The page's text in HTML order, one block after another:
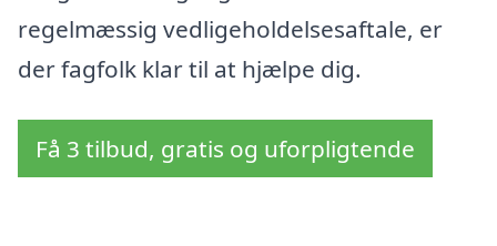
regelmæssig vedligeholdelsesaftale, er
der fagfolk klar til at hjælpe dig.
Få 3 tilbud, gratis og uforpligtende